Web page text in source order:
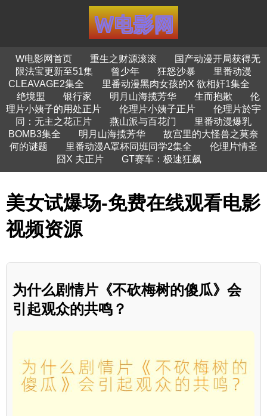
W电影网首页 重生之财源滚滚
国产动漫开局获得无
限法宝更新至51集
曾少年 狂怒沙暴
里番动漫
CLEAVAGE2集全
里番动漫黑肉女孩的X 欲相奸1集全
绝境盟
银行家 明月山海揽芳华 生而抱歉
伦
理片小姨子的用处正片
伦理片小姨子正片
伦理片於宇
同：无主之花正片
燕山派与百花门
里番动漫爆乳
BOMB3集全
明月山海揽芳华
故宫里的大怪兽之莫奈
何的谜题
里番动漫A罩杯同班同学2集全
伦理片情圣
囧X 夫正片
GT赛车：极速狂飙
美女试爆场-免费在线观看电影
视频资源
为什么剧情片《不砍梅树的傻瓜》会
引起观众的共鸣？